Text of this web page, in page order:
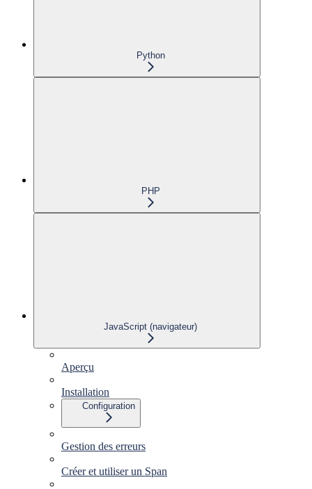
Python
PHP
JavaScript (navigateur)
Aperçu
Installation
Configuration
Gestion des erreurs
Créer et utiliser un Span